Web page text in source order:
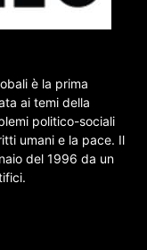
è la prima
ai temi della
politico-sociali
umani e la pace. Il
del 1996 da un